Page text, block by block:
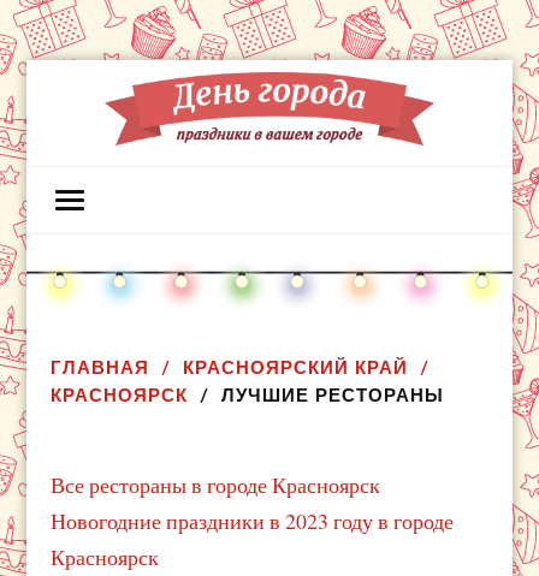
ГЛАВНАЯ
КРАСНОЯРСКИЙ КРАЙ
КРАСНОЯРСК
ЛУЧШИЕ РЕСТОРАНЫ
Все рестораны в городе Красноярск
Новогодние праздники в 2023 году в городе
Красноярск